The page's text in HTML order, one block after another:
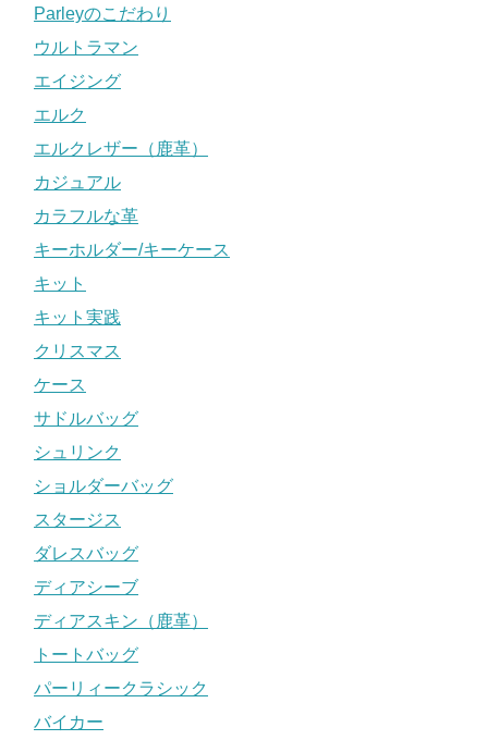
Parleyのこだわり
ウルトラマン
エイジング
エルク
エルクレザー（鹿革）
カジュアル
カラフルな革
キーホルダー/キーケース
キット
キット実践
クリスマス
ケース
サドルバッグ
シュリンク
ショルダーバッグ
スタージス
ダレスバッグ
ディアシーブ
ディアスキン（鹿革）
トートバッグ
パーリィークラシック
バイカー